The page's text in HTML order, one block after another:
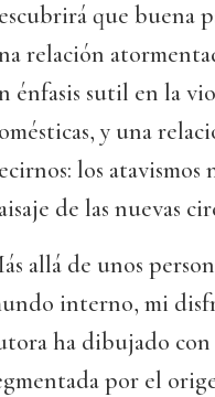
que buena
relación
énfasis sutil en la
y una
los atavismos
de las nuevas
allá de unos
interno, mi
ha dibujado
por el